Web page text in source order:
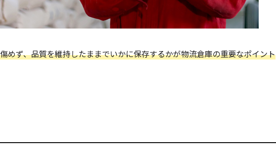
めず、品質を維持したままでいかに保存するかが物流倉庫の重要なポイント